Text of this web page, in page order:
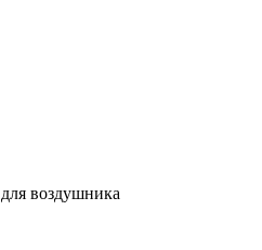
воздушника